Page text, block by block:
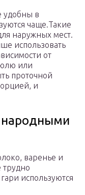
удобны в
чаще.Такие
наружных мест.
использовать
от
или
проточной
и
варенье и
трудно
используются